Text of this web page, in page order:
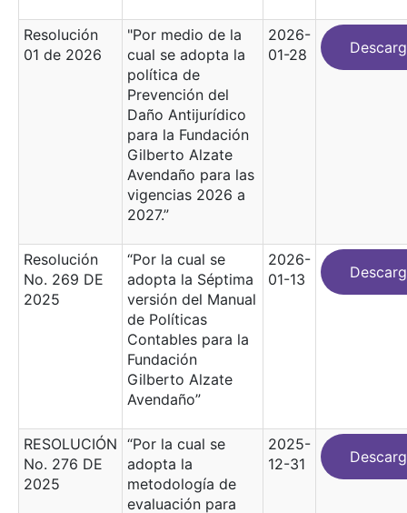
Resolución
01 de 2026
"Por medio de la
cual se adopta la
política de
Prevención del
Daño Antijurídico
para la Fundación
Gilberto Alzate
Avendaño para las
vigencias 2026 a
2027.”
2026-
01-28
Resolución
No. 269 DE
2025
“Por la cual se
adopta la Séptima
versión del Manual
de Políticas
Contables para la
Fundación
Gilberto Alzate
Avendaño”
2026-
01-13
RESOLUCIÓN
No. 276 DE
2025
“Por la cual se
adopta la
metodología de
evaluación para
2025-
12-31